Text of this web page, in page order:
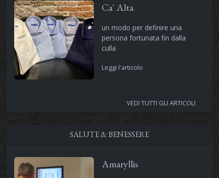
Ca' Alta
un modo per definire una
persona fortunata fin dalla
culla
Leggi l'articolo
VEDI TUTTI GLI ARTICOLI
SALUTE & BENESSERE
Amaryllis